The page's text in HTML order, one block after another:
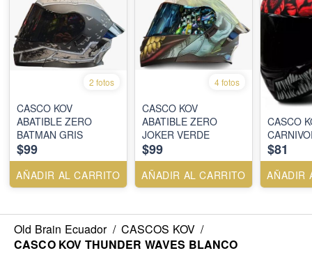
2 fotos
CASCO KOV
ABATIBLE ZERO
BATMAN GRIS
$99
AÑADIR AL CARRITO
4 fotos
CASCO KOV
ABATIBLE ZERO
JOKER VERDE
$99
AÑADIR AL CARRITO
CASCO
$81
AÑADIR
Old Brain Ecuador / CASCOS KOV /
CASCO KOV THUNDER WAVES BLANCO